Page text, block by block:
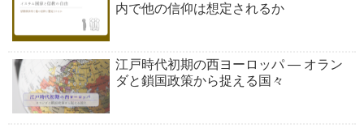
内で他の信仰は想定されるか
江戸時代初期の西ヨーロッパ ― オラン
ダと鎖国政策から捉える国々